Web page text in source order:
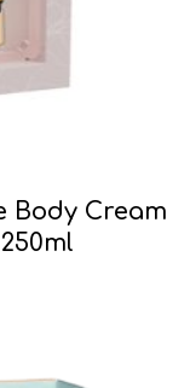
Body Cream